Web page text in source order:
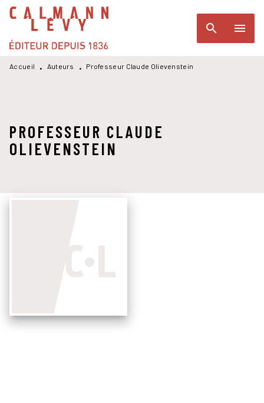
MENU RECHERCHE
PIED DE PAGE
search menu
Accueil • Auteurs • Professeur Claude Olievenstein
PROFESSEUR CLAUDE
OLIEVENSTEIN